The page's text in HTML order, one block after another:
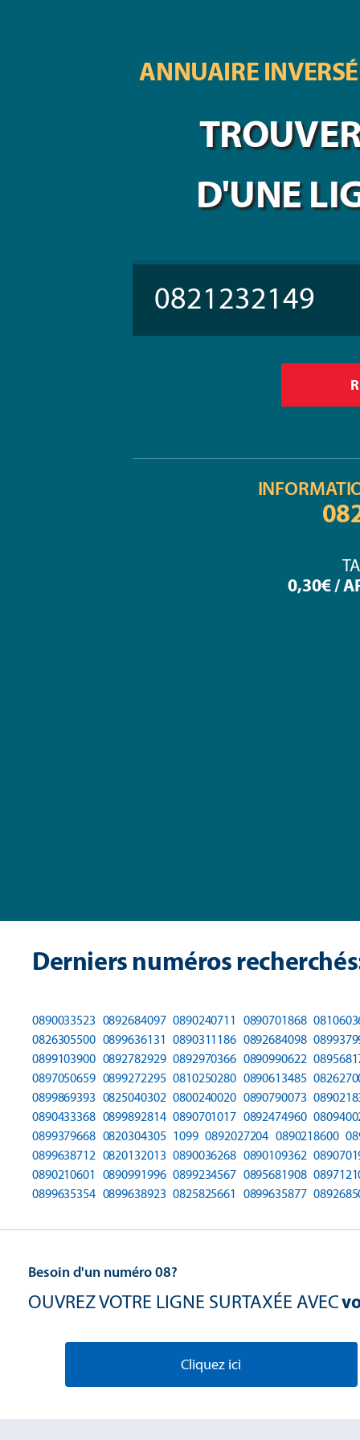
ANNUAIRE
D'UNE
0,30€ /
Derniers numéros
0890033523 0892684097 0890240711 0890701868
0826305500 0899636131 0890311186 0892684098
0899103900 0892782929 0892970366 0890990622
0897050659 0899272295 0810250280 0890613485
0899869393 0825040302 0800240020 0890790073
0890433368 0899892814 0890701017 0892474960
0899379668 0820304305 1099 0892027204 0890218600
0899638712 0820132013 0890036268 0890109362
0890210601 0890991996 0899234567 0895681908
0899635354 0899638923 0825825661 0899635877
Besoin d'un numéro 08?
OUVREZ VOTRE LIGNE SURTAXÉE AVEC
Cliquez ici